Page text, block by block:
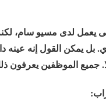
لدى مسيو سام،
بل يمكن القول إنه عينه
جميع الموظفين يعرفون